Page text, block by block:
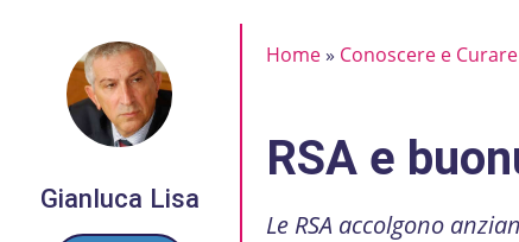
Gianluca Lisa
Home» Conoscere e Curare
RSA e
Le RSA accolgono